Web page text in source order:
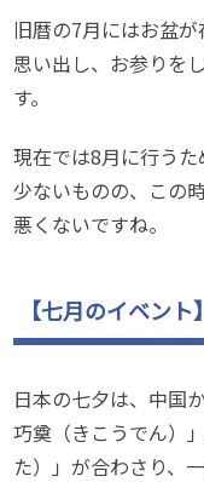
旧暦の7月にはお盆
思い出し、お参りを
す。
現在では8月に行う
少ないものの、この
悪くないですね。
【七月のイベント
日本の七夕は、中国
巧奠（きこうでん）
た）」が合わさり、